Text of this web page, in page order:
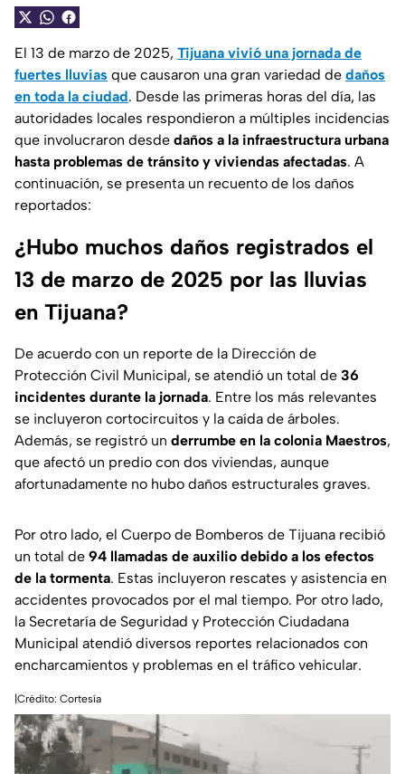
El 13 de marzo de 2025, Tijuana vivió una jornada de
fuertes lluvias que causaron una gran variedad de daños
en toda la ciudad. Desde las primeras horas del día, las
autoridades locales respondieron a múltiples incidencias
que involucraron desde daños a la infraestructura urbana
hasta problemas de tránsito y viviendas afectadas. A
continuación, se presenta un recuento de los daños
reportados:
¿Hubo muchos daños registrados el
13 de marzo de 2025 por las lluvias
en Tijuana?
De acuerdo con un reporte de la Dirección de
Protección Civil Municipal, se atendió un total de 36
incidentes durante la jornada. Entre los más relevantes
se incluyeron cortocircuitos y la caída de árboles.
Además, se registró un derrumbe en la colonia Maestros,
que afectó un predio con dos viviendas, aunque
afortunadamente no hubo daños estructurales graves.
Por otro lado, el Cuerpo de Bomberos de Tijuana recibió
un total de 94 llamadas de auxilio debido a los efectos
de la tormenta. Estas incluyeron rescates y asistencia en
accidentes provocados por el mal tiempo. Por otro lado,
la Secretaría de Seguridad y Protección Ciudadana
Municipal atendió diversos reportes relacionados con
encharcamientos y problemas en el tráfico vehicular.
|Crédito: Cortesía